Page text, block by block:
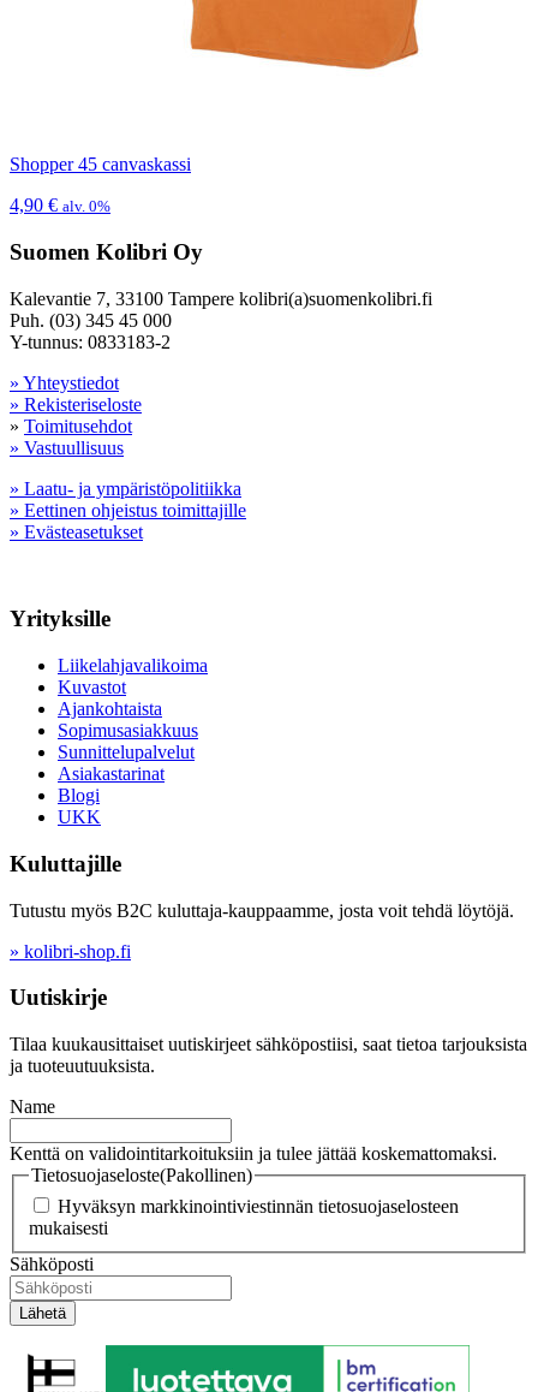
Shopper 45 canvaskassi
4,90 € alv. 0%
Suomen Kolibri Oy
Kalevantie 7, 33100 Tampere kolibri(a)suomenkolibri.fi
Puh. (03) 345 45 000
Y-tunnus: 0833183-2
» Yhteystiedot
» Rekisteriseloste
» Toimitusehdot
» Vastuullisuus
» Laatu- ja ympäristöpolitiikka
» Eettinen ohjeistus toimittajille
» Evästeasetukset
Yrityksille
Liikelahjavalikoima
Kuvastot
Ajankohtaista
Sopimusasiakkuus
Sunnittelupalvelut
Asiakastarinat
Blogi
UKK
Kuluttajille
Tutustu myös B2C kuluttaja-kauppaamme, josta voit tehdä löytöjä.
» kolibri-shop.fi
Uutiskirje
Tilaa kuukausittaiset uutiskirjeet sähköpostiisi, saat tietoa tarjouksista
ja tuoteuutuuksista.
Name
Kenttä on validointitarkoituksiin ja tulee jättää koskemattomaksi.
Tietosuojaseloste(Pakollinen)
Hyväksyn markkinointiviestinnän tietosuojaselosteen
mukaisesti
Sähköposti